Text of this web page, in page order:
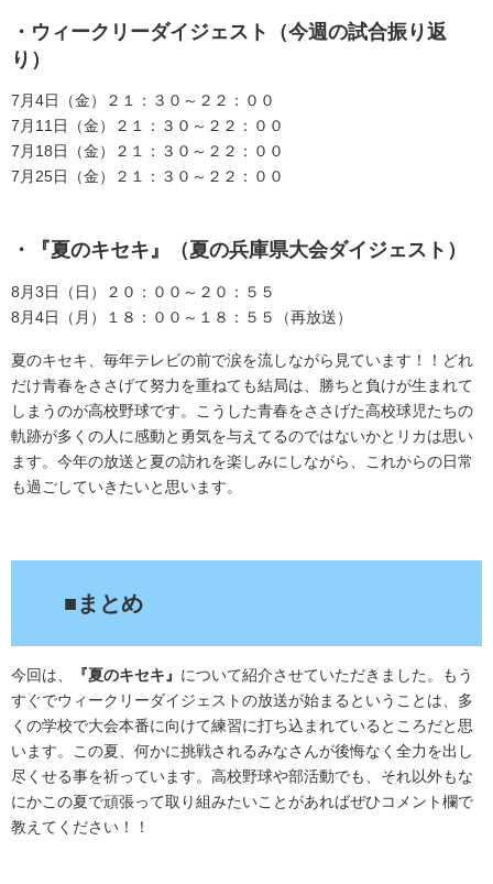
・ウィークリーダイジェスト（今週の試合振り返
り）
7月4日（金）２１：３０～２２：００
7月11日（金）２１：３０～２２：００
7月18日（金）２１：３０～２２：００
7月25日（金）２１：３０～２２：００
・『夏のキセキ』（夏の兵庫県大会ダイジェスト）
8月3日（日）２０：００～２０：５５
8月4日（月）１８：００～１８：５５（再放送）
夏のキセキ、毎年テレビの前で涙を流しながら見ています！！どれ
だけ青春をささげて努力を重ねても結局は、勝ちと負けが生まれて
しまうのが高校野球です。こうした青春をささげた高校球児たちの
軌跡が多くの人に感動と勇気を与えてるのではないかとリカは思い
ます。今年の放送と夏の訪れを楽しみにしながら、これからの日常
も過ごしていきたいと思います。
■まとめ
今回は、 『夏のキセキ』 について紹介させていただきました。もう
すぐでウィークリーダイジェストの放送が始まるということは、多
くの学校で大会本番に向けて練習に打ち込まれているところだと思
います。この夏、何かに挑戦されるみなさんが後悔なく全力を出し
尽くせる事を祈っています。高校野球や部活動でも、それ以外もな
にかこの夏で頑張って取り組みたいことがあればぜひコメント欄で
教えてください！！